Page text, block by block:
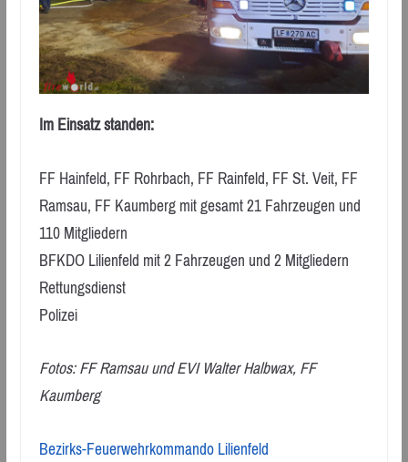
Im Einsatz standen:
FF Hainfeld, FF Rohrbach, FF Rainfeld, FF St. Veit, FF
Ramsau, FF Kaumberg mit gesamt 21 Fahrzeugen und
110 Mitgliedern
BFKDO Lilienfeld mit 2 Fahrzeugen und 2 Mitgliedern
Rettungsdienst
Polizei
Fotos: FF Ramsau und EVI Walter Halbwax, FF
Kaumberg
Bezirks-Feuerwehrkommando Lilienfeld